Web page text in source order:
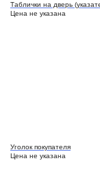
Таблички на дверь
Цена не указана
Уголок покупателя
Цена не указана